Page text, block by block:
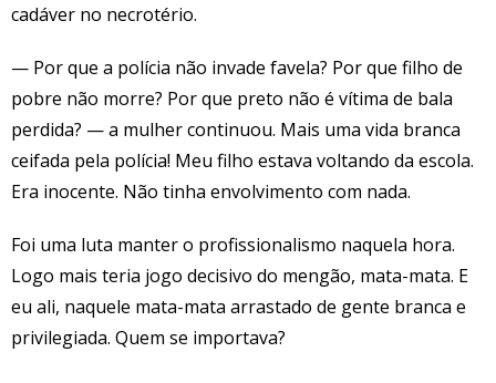
cadáver no necrotério.
— Por que a polícia não invade favela? Por que filho de
pobre não morre? Por que preto não é vítima de bala
perdida? — a mulher continuou. Mais uma vida branca
ceifada pela polícia! Meu filho estava voltando da escola.
Era inocente. Não tinha envolvimento com nada.
Foi uma luta manter o profissionalismo naquela hora.
Logo mais teria jogo decisivo do mengão, mata-mata. E
eu ali, naquele mata-mata arrastado de gente branca e
privilegiada. Quem se importava?